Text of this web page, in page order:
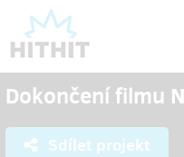
Dokončení filmu
Sdílet projekt